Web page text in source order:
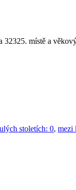
32325. místě a
stoletích: 0, mezi